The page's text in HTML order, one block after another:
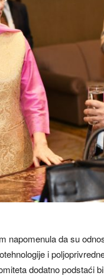
napomenula da su
i
dodatno podstaći